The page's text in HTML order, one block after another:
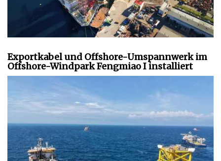
Exportkabel und Offshore-Umspannwerk im
Offshore-Windpark Fengmiao I installiert